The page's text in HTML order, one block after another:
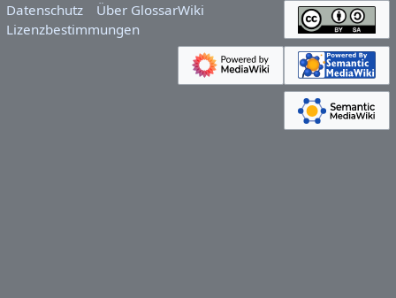
Datenschutz
Über GlossarWiki
Lizenzbestimmungen